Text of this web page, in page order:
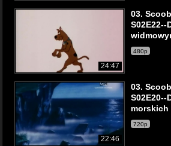
24:47
03.
S02E22--
480p
22:46
03.
S02E20--
morskich
720p